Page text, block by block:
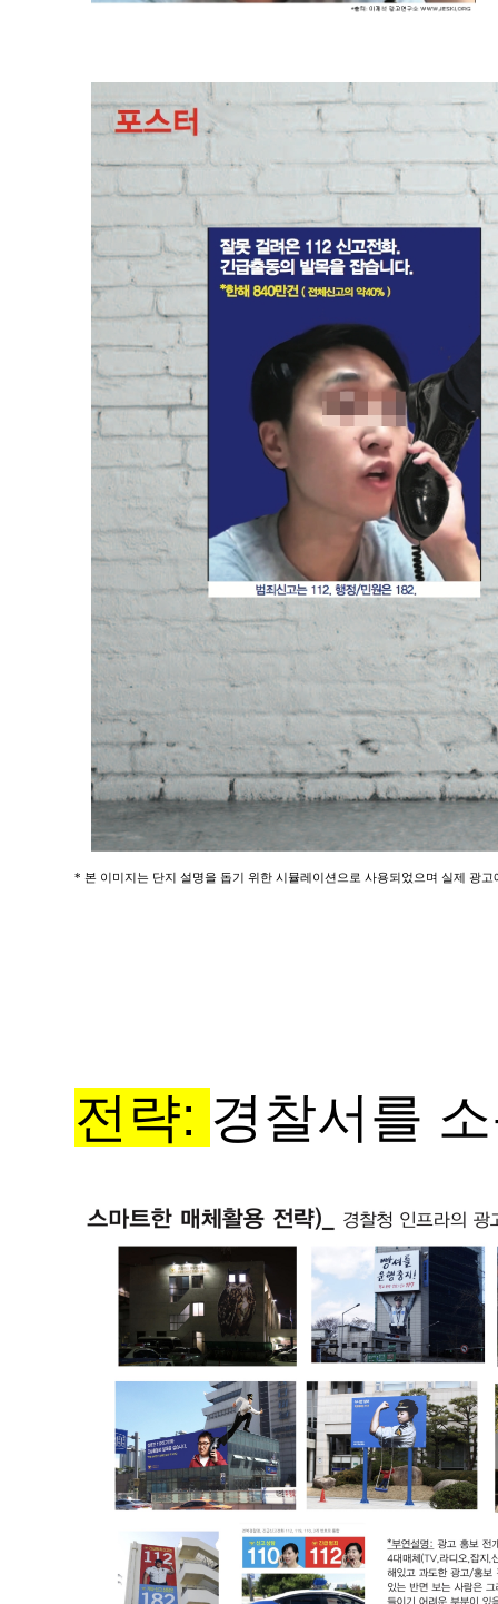
* 본 이미지는 단지 설명을 돕기 위한 시뮬레이션으로 사용되었으며 실제 광고
전략: 경찰서를